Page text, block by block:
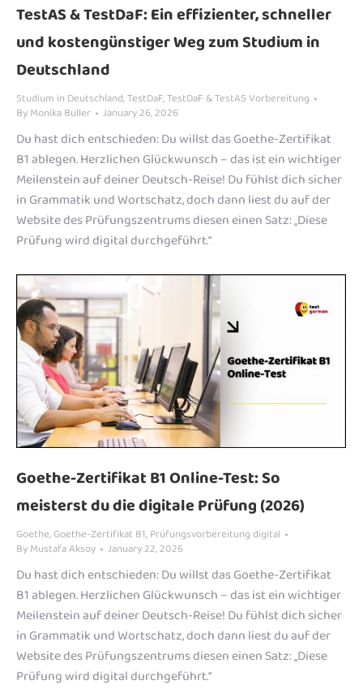
TestAS & TestDaF: Ein effizienter, schneller
und kostengünstiger Weg zum Studium in
Deutschland
Studium in Deutschland,TestDaF,TestDaF & TestAS Vorbereitung
ByMonika Buller January 26, 2026
Du hast dich entschieden: Du willst das Goethe-Zertifikat
B1 ablegen. Herzlichen Glückwunsch – das ist ein wichtiger
Meilenstein auf deiner Deutsch-Reise! Du fühlst dich sicher
in Grammatik und Wortschatz, doch dann liest du auf der
Website des Prüfungszentrums diesen einen Satz: „Diese
Prüfung wird digital durchgeführt.“
Goethe-Zertifikat B1 Online-Test: So
meisterst du die digitale Prüfung (2026)
Goethe,Goethe-Zertifikat B1,Prüfungsvorbereitung digital
ByMustafa Aksoy January 22, 2026
Du hast dich entschieden: Du willst das Goethe-Zertifikat
B1 ablegen. Herzlichen Glückwunsch – das ist ein wichtiger
Meilenstein auf deiner Deutsch-Reise! Du fühlst dich sicher
in Grammatik und Wortschatz, doch dann liest du auf der
Website des Prüfungszentrums diesen einen Satz: „Diese
Prüfung wird digital durchgeführt.“